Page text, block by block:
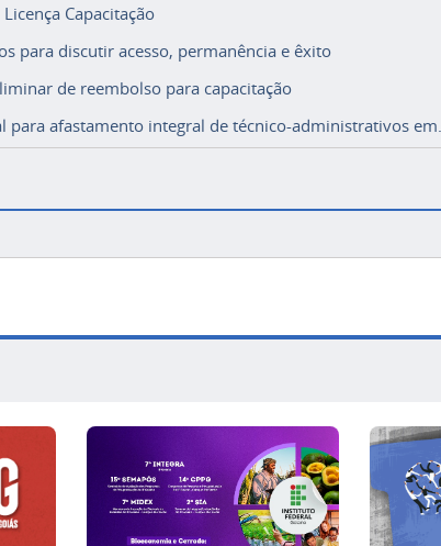
Capacitação
para discutir acesso, permanência e êxito
de reembolso para capacitação
afastamento integral de técnico-administrativos em...